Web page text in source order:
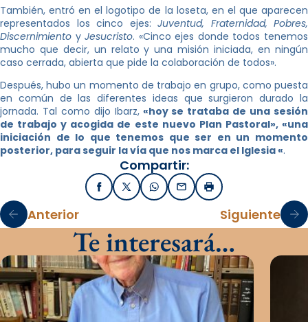
También, entró en el logotipo de la loseta, en el que aparecen
representados los cinco ejes: Juventud, Fraternidad, Pobres,
Discernimiento yJesucristo. «Cinco ejes donde todos tenemos
mucho que decir, un relato y una misión iniciada, en ningún
caso cerrada, abierta que pide la colaboración de todos».
Después, hubo un momento de trabajo en grupo, como puesta
en común de las diferentes ideas que surgieron durado la
jornada. Tal como dijo Ibarz,«hoy se trataba de una sesión
de trabajo y acogida de este nuevo Plan Pastoral», «una
iniciación de lo que tenemos que ser en un momento
posterior, para seguir la vía que nos marca el Iglesia «.
Compartir:
FacebookX / TwitterWhatsApp
EmailImprimir
Anterior Siguiente
Te interesará…